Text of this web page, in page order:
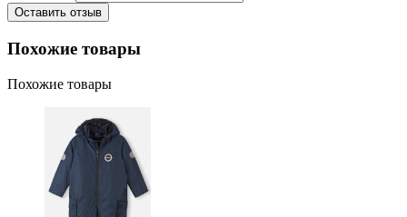
Оставить отзыв
Похожие товары
Похожие товары